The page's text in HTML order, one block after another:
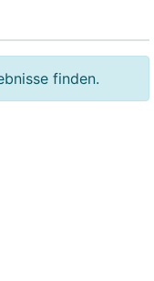
finden.